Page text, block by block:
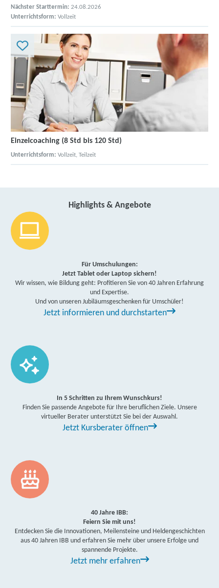
Nächster Starttermin:24.08.2026
Unterrichtsform:Vollzeit
Einzelcoaching (8 Std bis 120 Std)
Unterrichtsform:Vollzeit, Teilzeit
Highlights & Angebote
Für Umschulungen:
Jetzt Tablet oder Laptop sichern!
Wir wissen, wie Bildung geht: Profitieren Sie von 40 Jahren Erfahrung
und Expertise.
Und von unseren Jubiläumsgeschenken für Umschüler!
Jetzt informieren und durchstarten
In 5 Schritten zu Ihrem Wunschkurs!
Finden Sie passende Angebote für Ihre beruflichen Ziele. Unsere
virtueller Berater unterstützt Sie bei der Auswahl.
Jetzt Kursberater öffnen
40 Jahre IBB:
Feiern Sie mit uns!
Entdecken Sie die Innovationen, Meilensteine und Heldengeschichten
aus 40 Jahren IBB und erfahren Sie mehr über unsere Erfolge und
spannende Projekte.
Jetzt mehr erfahren